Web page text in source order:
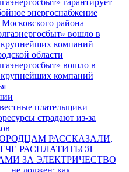
гарантирует
энергоснабжение
района
вошло в
компаний
области
вошло в
компаний
плательщики
страдают из-за
РАССКАЗАЛИ,
РАСПЛАТИТЬСЯ
ЗА ЭЛЕКТРИЧЕСТВО